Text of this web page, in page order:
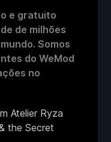
e gratuito
de milhões
Somos
do WeMod
no
Atelier Ryza
the Secret